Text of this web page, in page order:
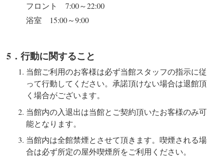
フロント 7:00～22:00
浴室 15:00～9:00
5．行動に関すること
当館ご利用のお客様は必ず当館スタッフの指示に従
って行動してください。承諾頂けない場合は退館頂
く場合がございます。
当館内の入退出は当館とご契約頂いたお客様のみ可
能となります。
当館内は全館禁煙とさせて頂きます。喫煙される場
合は必ず所定の屋外喫煙所をご利用ください。